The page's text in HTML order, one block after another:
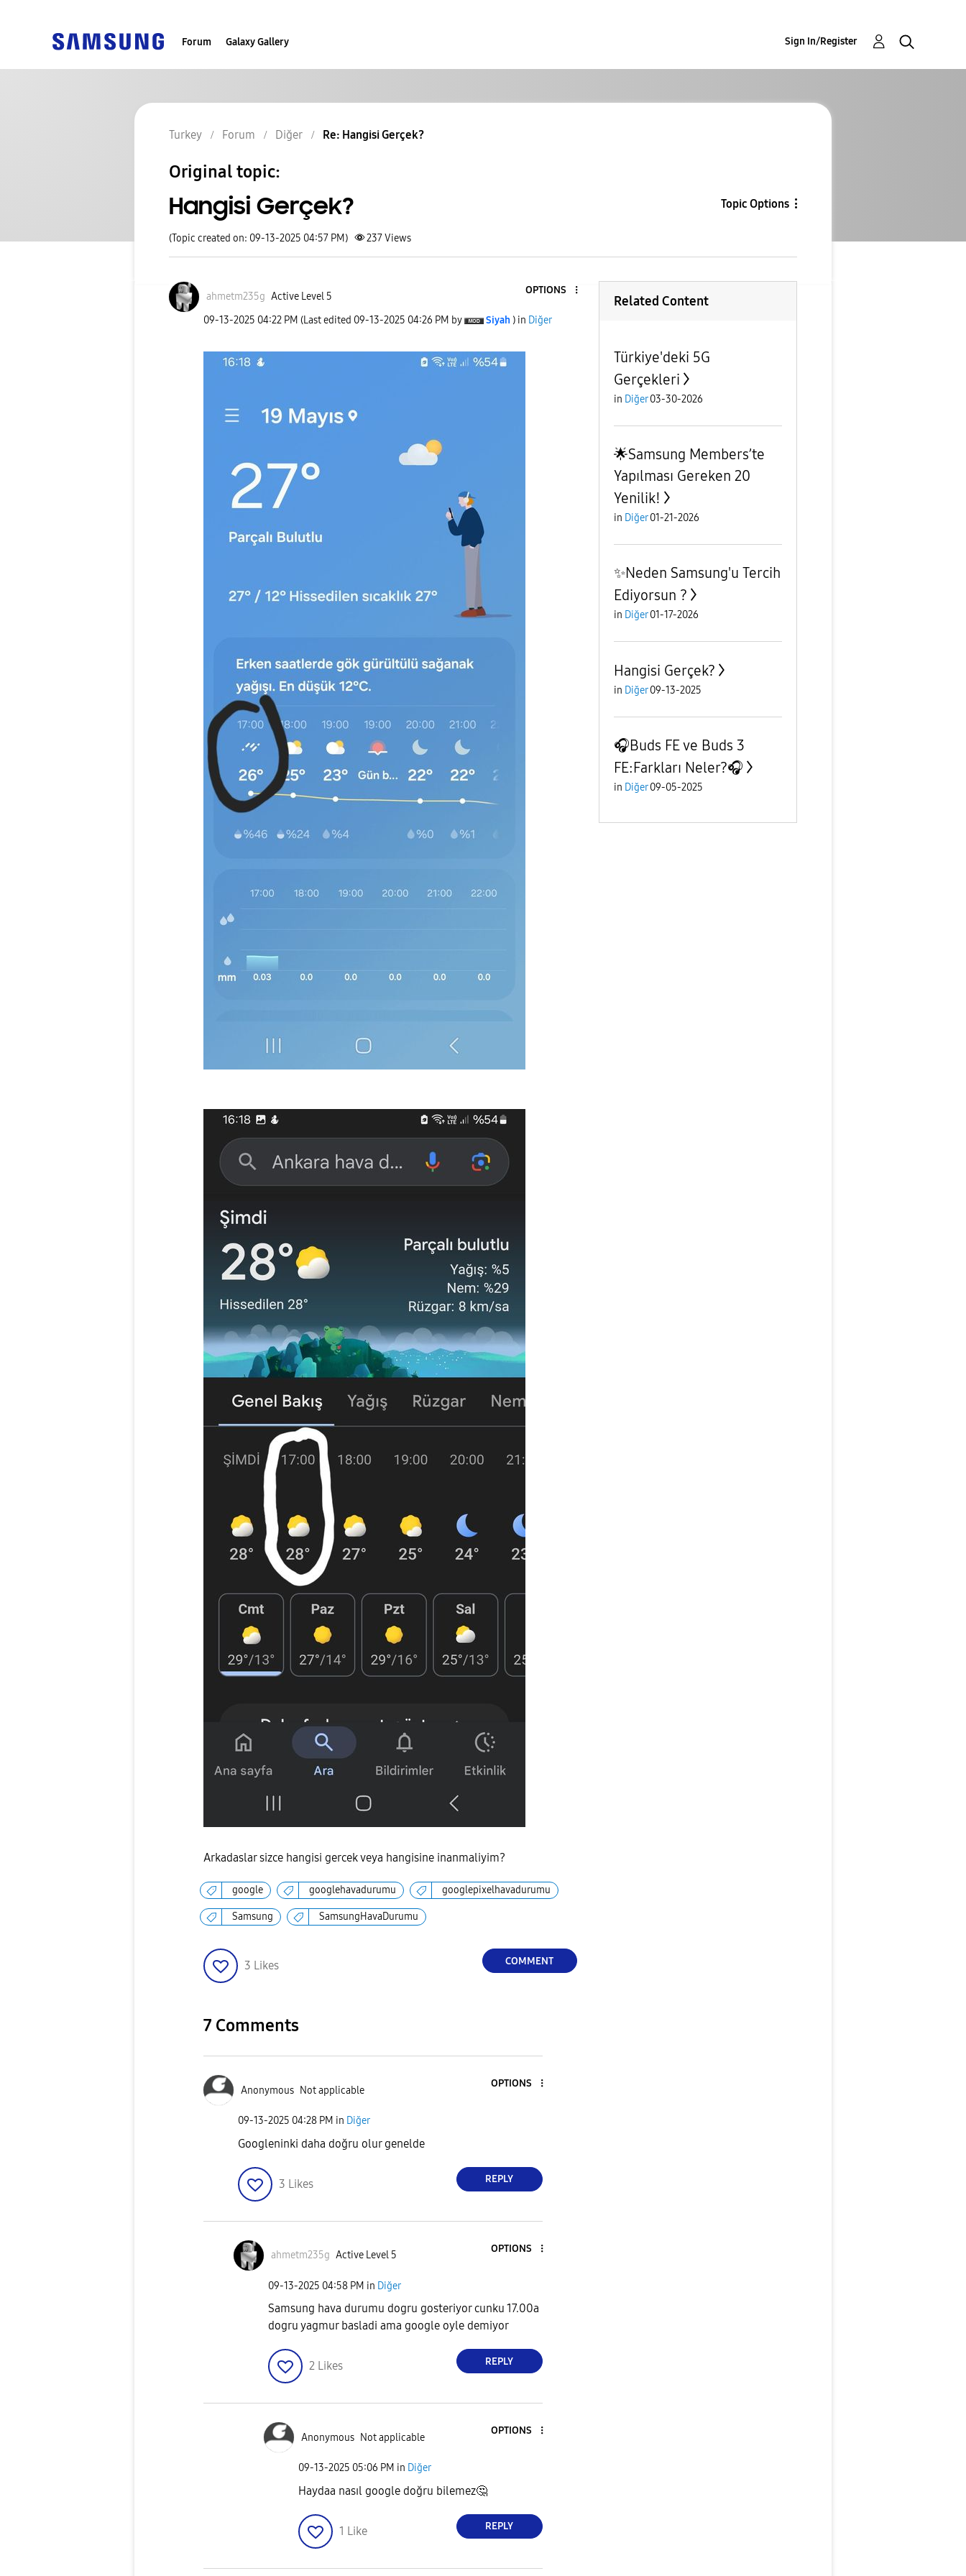
Forum Galaxy Gallery Sign In/Register
Turkey Forum Diğer Re: Hangisi Gerçek?
Original topic:
Hangisi Gerçek? Topic Options
(Topic created on: 09-13-2025 04:57 PM) 237Views
ahmetm235g Active Level 5
OPTIONS
‎09-13-2025 04:22 PM (Last edited ‎09-13-2025 04:26 PM by Siyah ) in Diğer
Arkadaslar sizce hangisi gercek veya hangisine inanmaliyim?
google googlehavadurumu googlepixelhavadurumu
Samsung SamsungHavaDurumu
3 Likes COMMENT
7 Comments
Anonymous Not applicable
OPTIONS
‎09-13-2025 04:28 PM in Diğer
Googleninki daha doğru olur genelde
3 Likes REPLY
ahmetm235g Active Level 5
OPTIONS
‎09-13-2025 04:58 PM in Diğer
Samsung hava durumu dogru gosteriyor cunku 17.00a
dogru yagmur basladi ama google oyle demiyor
2 Likes REPLY
Anonymous Not applicable
OPTIONS
‎09-13-2025 05:06 PM in Diğer
Haydaa nasıl google doğru bilemez🤔
1 Like REPLY
Related Content
Türkiye'deki 5G
Gerçekleri
in Diğer 03-30-2026
🌟Samsung Members’te
Yapılması Gereken 20
Yenilik!
in Diğer 01-21-2026
✨️Neden Samsung'u Tercih
Ediyorsun ?
in Diğer 01-17-2026
Hangisi Gerçek?
in Diğer 09-13-2025
🎧Buds FE ve Buds 3
FE:Farkları Neler?🎧
in Diğer 09-05-2025